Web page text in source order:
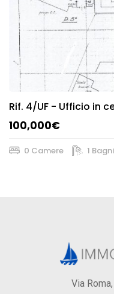
Rif. 4/UF - Ufficio in
100,000€
0 Camere 1 Bagni
Via